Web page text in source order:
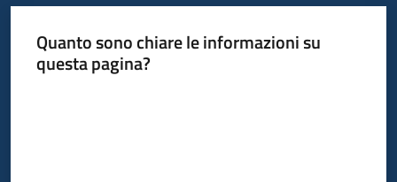
Quanto sono chiare le informazioni su
questa pagina?